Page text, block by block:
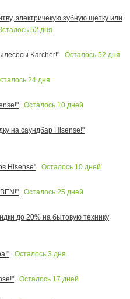
электричекую зубную щетку или
52 дня
Karcher!"
Осталось 52 дня
24 дня
Осталось 10 дней
на саундбар Hisense!"
Hisense"
Осталось 10 дней
Осталось 25 дней
до 20% на бытовую технику
Осталось 3 дня
Осталось 17 дней